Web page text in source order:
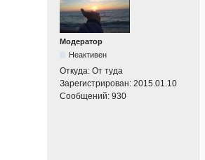
Модератор
Неактивен
Откуда:От туда
Зарегистрирован:2015.01.10
Сообщений:930